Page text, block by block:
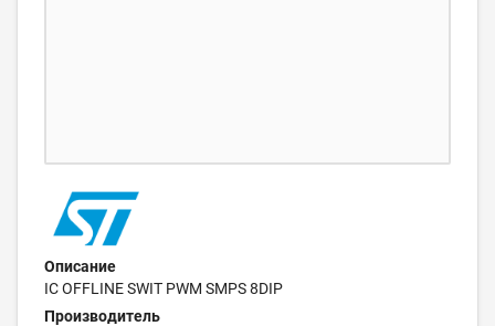
Описание
IC OFFLINE SWIT PWM SMPS 8DIP
Производитель